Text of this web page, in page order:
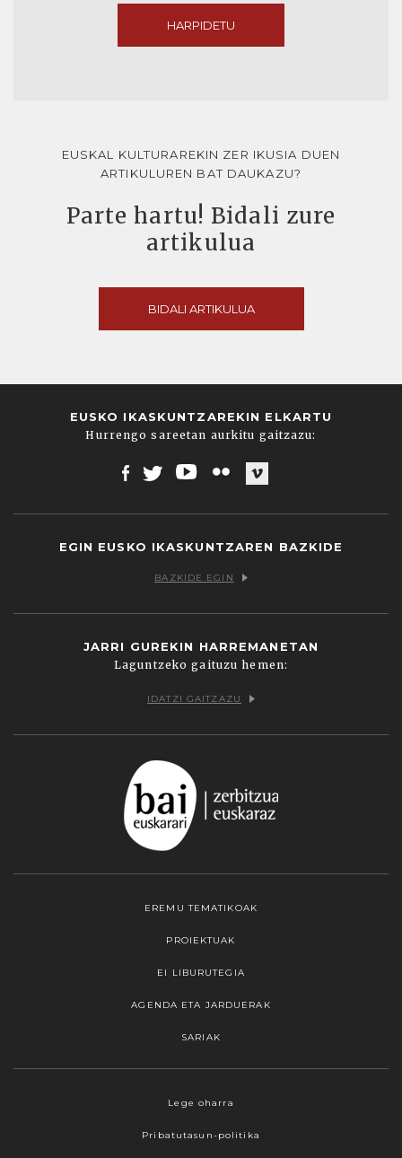
HARPIDETU
EUSKAL KULTURAREKIN ZER IKUSIA DUEN
ARTIKULUREN BAT DAUKAZU?
Parte hartu! Bidali zure
artikulua
BIDALI ARTIKULUA
EUSKO IKASKUNTZAREKIN ELKARTU
Hurrengo sareetan aurkitu gaitzazu:
EGIN EUSKO IKASKUNTZAREN BAZKIDE
BAZKIDE EGIN
JARRI GUREKIN HARREMANETAN
Laguntzeko gaituzu hemen:
IDATZI GAITZAZU
EREMU TEMATIKOAK
PROIEKTUAK
EI LIBURUTEGIA
AGENDA ETA JARDUERAK
SARIAK
Lege oharra
Pribatutasun-politika
Webgune honek cookieak erabiltzen ditu,
nabigatzeko nahiago duzun cookie aukera.